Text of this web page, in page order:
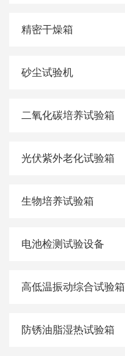
精密干燥箱
砂尘试验机
二氧化碳培养试验箱
光伏紫外老化试验箱
生物培养试验箱
电池检测试验设备
高低温振动综合试验箱
防锈油脂湿热试验箱